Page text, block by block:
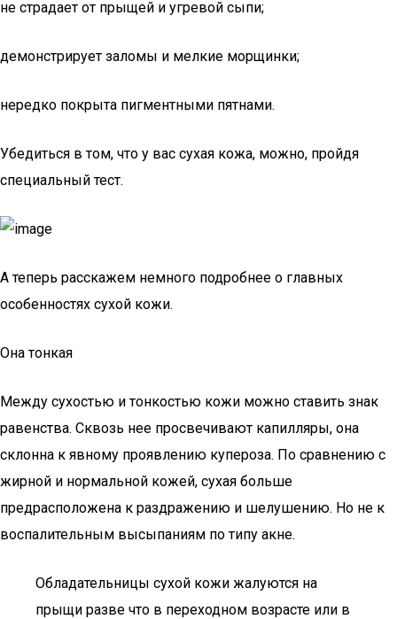
не страдает от прыщей и угревой сыпи;
демонстрирует заломы и мелкие морщинки;
нередко покрыта пигментными пятнами.
Убедиться в том, что у вас сухая кожа, можно, пройдя
специальный тест.
А теперь расскажем немного подробнее о главных
особенностях сухой кожи.
Она тонкая
Между сухостью и тонкостью кожи можно ставить знак
равенства. Сквозь нее просвечивают капилляры, она
склонна к явному проявлению купероза. По сравнению с
жирной и нормальной кожей, сухая больше
предрасположена к раздражению и шелушению. Но не к
воспалительным высыпаниям по типу акне.
Обладательницы сухой кожи жалуются на
прыщи разве что в переходном возрасте или в